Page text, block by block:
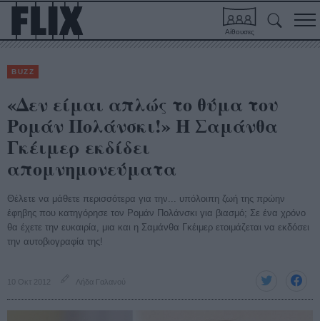
Αίθουσες
BUZZ
«Δεν είμαι απλώς το θύμα του
Ρομάν Πολάνσκι!» Η Σαμάνθα
Γκέιμερ εκδίδει
απομνημονεύματα
Θέλετε να μάθετε περισσότερα για την... υπόλοιπη ζωή της πρώην
έφηβης που κατηγόρησε τον Ρομάν Πολάνσκι για βιασμό; Σε ένα χρόνο
θα έχετε την ευκαιρία, μια και η Σαμάνθα Γκέιμερ ετοιμάζεται να εκδόσει
την αυτοβιογραφία της!
10 Οκτ 2012 Λήδα Γαλανού